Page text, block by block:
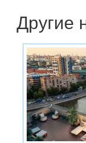
Другие